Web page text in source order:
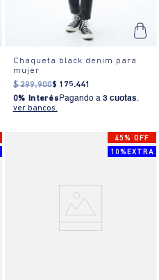
Chaqueta black denim para
mujer
$ 299.900$ 175.441
0% Interés Pagando a 3 cuotas.
ver bancos.
45% OFF
10%EXTRA